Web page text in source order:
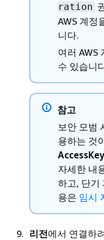
ration
AWS 계정
니다.
여러 AWS
수 있습니
참고
보안 모범
용하는 것
자세한 내
하고, 단기
용은 임시
리전에서 연결하